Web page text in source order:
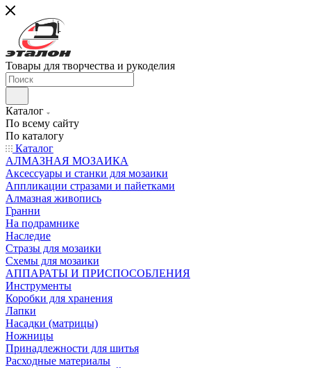
Товары для творчества и рукоделия
Каталог
По всему сайту
По каталогу
Каталог
АЛМАЗНАЯ МОЗАИКА
Аксессуары и станки для мозаики
Аппликации стразами и пайетками
Алмазная живопись
Гранни
На подрамнике
Наследие
Стразы для мозаики
Схемы для мозаики
АППАРАТЫ И ПРИСПОСОБЛЕНИЯ
Инструменты
Коробки для хранения
Лапки
Насадки (матрицы)
Ножницы
Принадлежности для шитья
Расходные материалы